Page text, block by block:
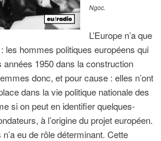
Ngoc.
L’Europe n’a que
les hommes politiques européens qui
1950 dans la construction
donc, et pour cause : elles n’ont
dans la vie politique nationale des
si on peut en identifier quelques-
à l’origine du projet européen.
eu de rôle déterminant. Cette